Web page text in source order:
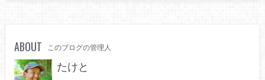
ABOUT このブログの管理人
たけと